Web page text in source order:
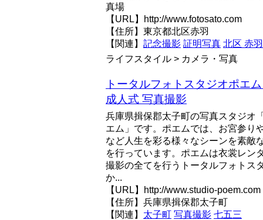
真場
【URL】http://www.fotosato.com
【住所】東京都北区赤羽
【関連】 記念撮影 証明写真 北区 赤
ライフスタイル > カメラ・写真
トータルフォトスタジオポエ
成人式 写真撮影
兵庫県揖保郡太子町の写真スタジオ
エム」です。ポエムでは、お宮参り
など人生を彩る様々なシーンを素敵
を行っています。ポエムは衣裳レン
撮影の全てを行うトータルフォトス
か...
【URL】http://www.studio-poem.com
【住所】兵庫県揖保郡太子町
【関連】 太子町 写真撮影 七五三